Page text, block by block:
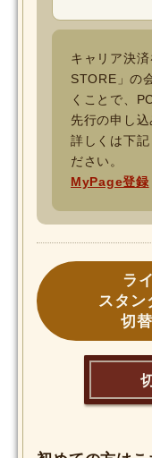
キャリア決
STORE」の
くことで、
先行の申し込
詳しくは下
ださい。
MyPage登録
ラ
スタン
切